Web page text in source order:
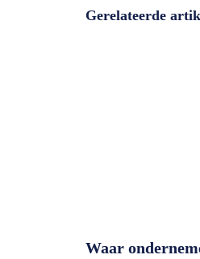
Gerelateerde
Waar